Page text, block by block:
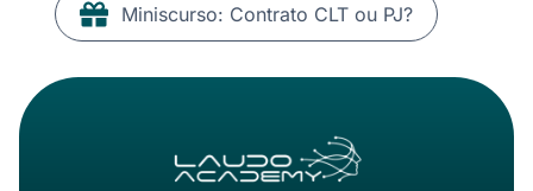
Miniscurso: Contrato CLT ou PJ?